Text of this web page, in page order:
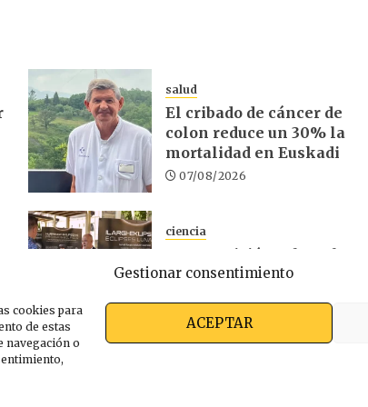
Gestionar consentimiento
cookies para
de estas
navegación o
ACEPTAR
salud
El cribado de cáncer de
colon reduce un 30% la
mortalidad en Euskadi
07/08/2026
ciencia
La exposición sobre el
eclipse concluye en
06/08/2026